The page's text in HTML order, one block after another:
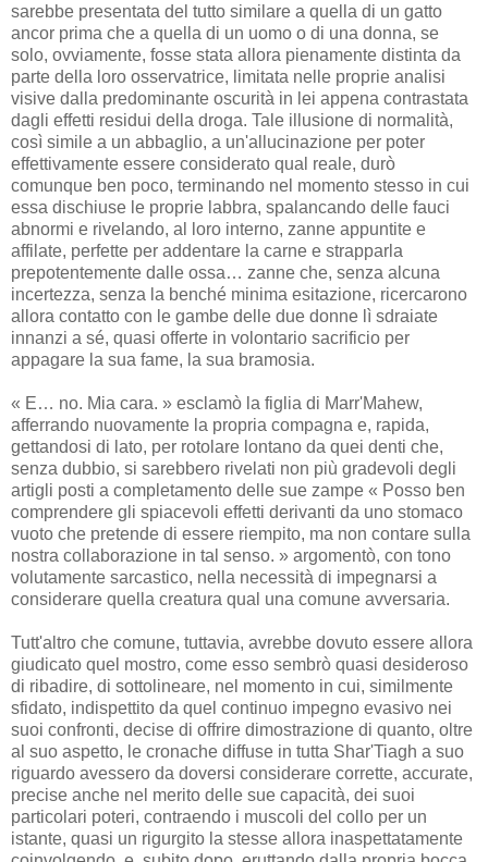
sarebbe presentata del tutto similare a quella di un gatto
ancor prima che a quella di un uomo o di una donna, se
solo, ovviamente, fosse stata allora pienamente distinta da
parte della loro osservatrice, limitata nelle proprie analisi
visive dalla predominante oscurità in lei appena contrastata
dagli effetti residui della droga. Tale illusione di normalità,
così simile a un abbaglio, a un'allucinazione per poter
effettivamente essere considerato qual reale, durò
comunque ben poco, terminando nel momento stesso in cui
essa dischiuse le proprie labbra, spalancando delle fauci
abnormi e rivelando, al loro interno, zanne appuntite e
affilate, perfette per addentare la carne e strapparla
prepotentemente dalle ossa… zanne che, senza alcuna
incertezza, senza la benché minima esitazione, ricercarono
allora contatto con le gambe delle due donne lì sdraiate
innanzi a sé, quasi offerte in volontario sacrificio per
appagare la sua fame, la sua bramosia.
« E… no. Mia cara. » esclamò la figlia di Marr'Mahew,
afferrando nuovamente la propria compagna e, rapida,
gettandosi di lato, per rotolare lontano da quei denti che,
senza dubbio, si sarebbero rivelati non più gradevoli degli
artigli posti a completamento delle sue zampe « Posso ben
comprendere gli spiacevoli effetti derivanti da uno stomaco
vuoto che pretende di essere riempito, ma non contare sulla
nostra collaborazione in tal senso. » argomentò, con tono
volutamente sarcastico, nella necessità di impegnarsi a
considerare quella creatura qual una comune avversaria.
Tutt'altro che comune, tuttavia, avrebbe dovuto essere allora
giudicato quel mostro, come esso sembrò quasi desideroso
di ribadire, di sottolineare, nel momento in cui, similmente
sfidato, indispettito da quel continuo impegno evasivo nei
suoi confronti, decise di offrire dimostrazione di quanto, oltre
al suo aspetto, le cronache diffuse in tutta Shar'Tiagh a suo
riguardo avessero da doversi considerare corrette, accurate,
precise anche nel merito delle sue capacità, dei suoi
particolari poteri, contraendo i muscoli del collo per un
istante, quasi un rigurgito la stesse allora inaspettatamente